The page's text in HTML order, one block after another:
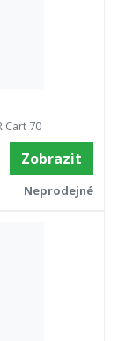
Cart 70
Zobrazit
Neprodejné